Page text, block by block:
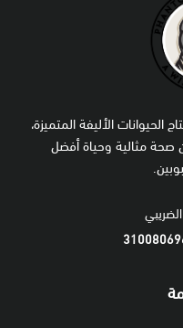
الأليفة المتميزة،
صحة مثالية وحياة أفضل